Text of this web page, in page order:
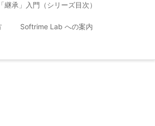
継承」入門（シリーズ目次）
Softrime Lab への案内